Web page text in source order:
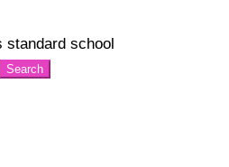
standard school